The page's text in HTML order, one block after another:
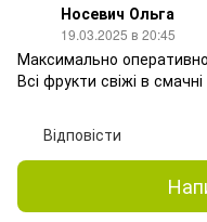
Носевич Ольга
19.03.2025 в 20:45
Максимально
Всі фрукти свіжі в смачні
Відповісти